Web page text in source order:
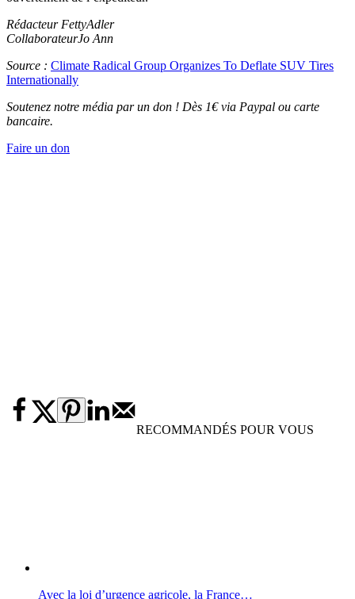
Rédacteur FettyAdler
CollaborateurJo Ann
Source : Climate Radical Group Organizes To Deflate SUV Tires
Internationally
Soutenez notre média par un don ! Dès 1€ via Paypal ou carte
bancaire.
Faire un don
RECOMMANDÉS POUR VOUS
Avec la loi d’urgence agricole, la France…